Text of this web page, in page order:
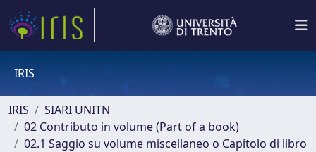
IRIS
IRIS
SIARI UNITN
02 Contributo in volume (Part of a book)
02.1 Saggio su volume miscellaneo o Capitolo di libro